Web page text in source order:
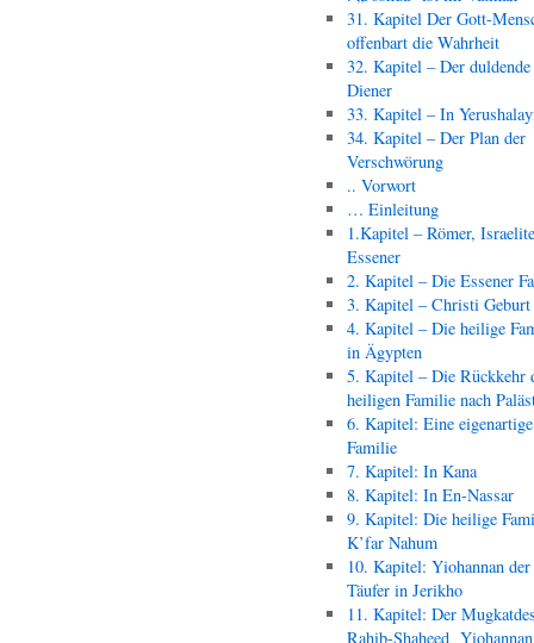
31. Kapitel Der Gott-
offenbart die Wahrheit
32. Kapitel – Der duldende
Diener
33. Kapitel – In
34. Kapitel – Der Plan der
Verschwörung
.. Vorwort
… Einleitung
1.Kapitel – Römer,
Essener
2. Kapitel – Die Essener
3. Kapitel – Christi Geburt
4. Kapitel – Die heilige
in Ägypten
5. Kapitel – Die Rückkehr
heiligen Familie nach
6. Kapitel: Eine eigenartige
Familie
7. Kapitel: In Kana
8. Kapitel: In En-Nassar
9. Kapitel: Die heilige
K’far Nahum
10. Kapitel: Yiohannan der
Täufer in Jerikho
11. Kapitel: Der
Rahib-Shaheed